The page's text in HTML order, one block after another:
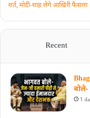
शर्त, मोदी-शाह लेंगे आखिरी फैसला
Recent
1